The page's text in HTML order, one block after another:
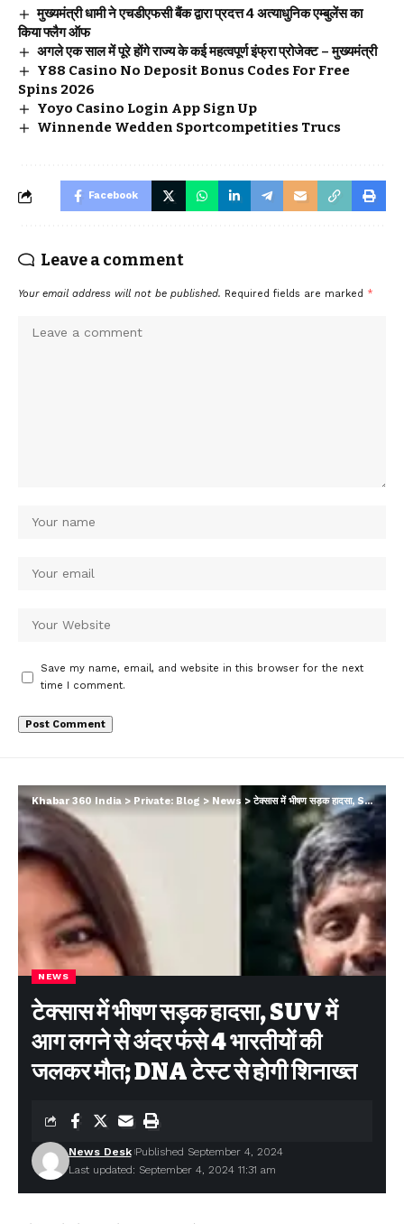
मुख्यमंत्री धामी ने एचडीएफसी बैंक द्वारा प्रदत्त 4 अत्याधुनिक एम्बुलेंस का
किया फ्लैग ऑफ
अगले एक साल में पूरे होंगे राज्य के कई महत्वपूर्ण इंफ्रा प्रोजेक्ट – मुख्यमंत्री
Y88 Casino No Deposit Bonus Codes For Free
Spins 2026
Yoyo Casino Login App Sign Up
Winnende Wedden Sportcompetities Trucs
Facebook
Leave a comment
Your email address will not be published. Required fields are marked *
Save my name, email, and website in this browser for the next
time I comment.
Khabar 360 India>Private: Blog>News >टेक्सास में भीषण सड़क हादसा, SUV में आग लगने से अंदर फंसे 4 भारतीयों की जलकर मौत; DNA टेस्ट से होगी शिनाख्त
NEWS
टेक्सास में भीषण सड़क हादसा, SUV में
आग लगने से अंदर फंसे 4 भारतीयों की
जलकर मौत; DNA टेस्ट से होगी शिनाख्त
Last updated: September 4, 2024 11:31 am
News Desk Published September 4, 2024